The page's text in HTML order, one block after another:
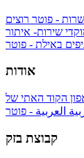
- פוטר רוצים
שירות- איתור
באילת - פוטר
אודות
הקוד האתי של
العربية - פוטר
קבוצת בזק